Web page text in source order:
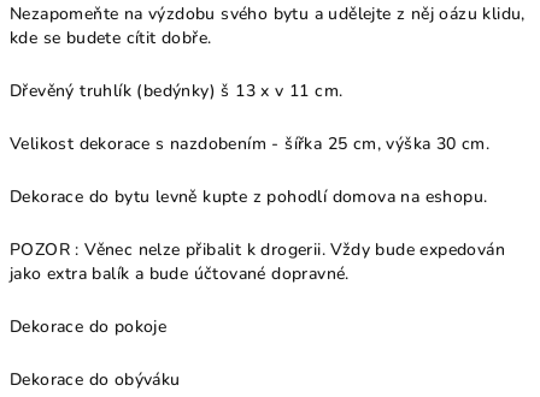
Nezapomeňte na výzdobu svého bytu a udělejte z něj oázu klidu,
kde se budete cítit dobře.
Dřevěný truhlík (bedýnky) š 13 x v 11 cm.
Velikost dekorace s nazdobením - šířka 25 cm, výška 30 cm.
Dekorace do bytu levně kupte z pohodlí domova na eshopu.
POZOR : Věnec nelze přibalit k drogerii. Vždy bude expedován
jako extra balík a bude účtované dopravné.
Dekorace do pokoje
Dekorace do obýváku